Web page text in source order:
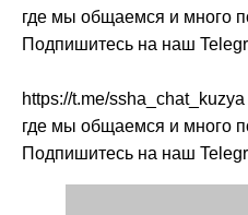
где мы общаемся и много
Подпишитесь на наш
https://t.me/
где мы общаемся и много
Подпишитесь на наш